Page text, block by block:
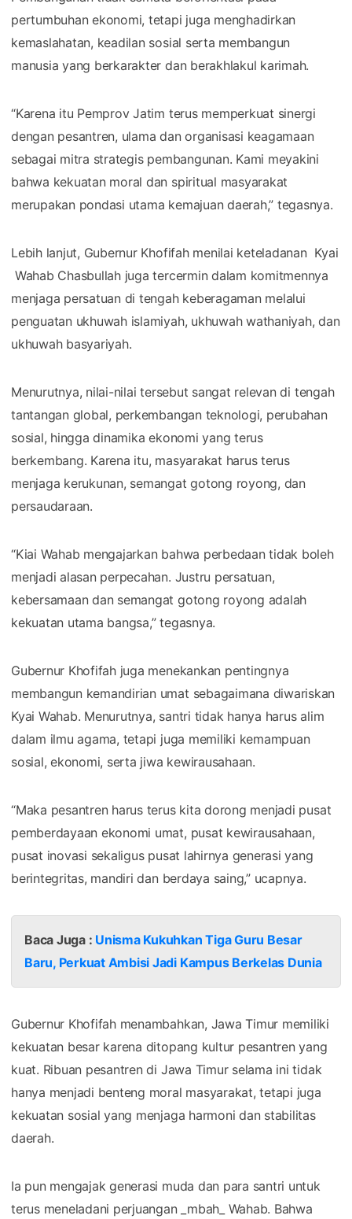
pertumbuhan ekonomi, tetapi juga menghadirkan
kemaslahatan, keadilan sosial serta membangun
manusia yang berkarakter dan berakhlakul karimah.
“Karena itu Pemprov Jatim terus memperkuat sinergi
dengan pesantren, ulama dan organisasi keagamaan
sebagai mitra strategis pembangunan. Kami meyakini
bahwa kekuatan moral dan spiritual masyarakat
merupakan pondasi utama kemajuan daerah,” tegasnya.
Lebih lanjut, Gubernur Khofifah menilai keteladanan Kyai
Wahab Chasbullah juga tercermin dalam komitmennya
menjaga persatuan di tengah keberagaman melalui
penguatan ukhuwah islamiyah, ukhuwah wathaniyah, dan
ukhuwah basyariyah.
Menurutnya, nilai-nilai tersebut sangat relevan di tengah
tantangan global, perkembangan teknologi, perubahan
sosial, hingga dinamika ekonomi yang terus
berkembang. Karena itu, masyarakat harus terus
menjaga kerukunan, semangat gotong royong, dan
persaudaraan.
“Kiai Wahab mengajarkan bahwa perbedaan tidak boleh
menjadi alasan perpecahan. Justru persatuan,
kebersamaan dan semangat gotong royong adalah
kekuatan utama bangsa,” tegasnya.
Gubernur Khofifah juga menekankan pentingnya
membangun kemandirian umat sebagaimana diwariskan
Kyai Wahab. Menurutnya, santri tidak hanya harus alim
dalam ilmu agama, tetapi juga memiliki kemampuan
sosial, ekonomi, serta jiwa kewirausahaan.
“Maka pesantren harus terus kita dorong menjadi pusat
pemberdayaan ekonomi umat, pusat kewirausahaan,
pusat inovasi sekaligus pusat lahirnya generasi yang
berintegritas, mandiri dan berdaya saing,” ucapnya.
Baca Juga : Unisma Kukuhkan Tiga Guru Besar
Baru, Perkuat Ambisi Jadi Kampus Berkelas Dunia
Gubernur Khofifah menambahkan, Jawa Timur memiliki
kekuatan besar karena ditopang kultur pesantren yang
kuat. Ribuan pesantren di Jawa Timur selama ini tidak
hanya menjadi benteng moral masyarakat, tetapi juga
kekuatan sosial yang menjaga harmoni dan stabilitas
daerah.
Ia pun mengajak generasi muda dan para santri untuk
terus meneladani perjuangan _mbah_ Wahab. Bahwa